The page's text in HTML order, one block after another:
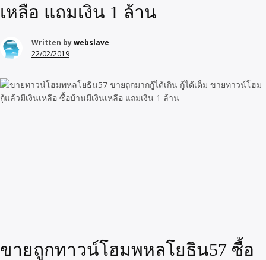
เหลือ แถมเงิน 1 ล้าน
Written bywebslave
22/02/2019
ขายถูกทาวน์โฮมพหลโยธิน57 ซื้อ